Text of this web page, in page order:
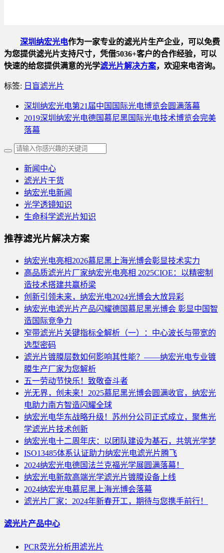
深圳纳宏光电作为一家专业的滤光片生产企业，可以免费
为您提供滤光片支持尺寸，凭借5036+客户的合作经验，可以
快速的给您提供满意的光学滤光片解决方案，欢迎来电咨询。
标签: 日盲滤光片
深圳纳宏光电第21届中国国际光电博览会圆满落幕
2019深圳纳宏光电德国慕尼黑国际光电技术博览会完美
落幕
新闻中心
滤光片干货
纳宏光电新闻
光学透镜知识
生命科学滤光片知识
推荐滤光片解决方案
纳宏光电亮相2026慕尼黑上海光博会彰显技术实力
高品质滤光片厂家纳宏光电亮相 2025CIOE：以精密制
造技术搭建共赢桥梁
创新引领未来，纳宏光电2024光博会大放异彩
纳宏光电滤光片产品闪耀德国慕尼黑光博会 彰显中国智
造国际竞争力
窄带滤光片关键指标全解析（一）：中心波长与带宽的
选型密码
滤光片镀膜层数如何影响其性能？——纳宏光电专业镀
膜生产厂家为您解析
五一劳动节快乐！致敬奋斗者
光无界，创未来！2025慕尼黑光博会圆满收官，纳宏光
电助力南方智造闪耀全球
纳宏光电华东战略升级！苏州分公司正式成立，聚焦光
学滤光片技术创新
纳宏光电十二周年庆：以团队建设为基石，共筑光学梦
ISO13485体系认证助力纳宏光电滤光片腾飞
2024纳宏光电德国法兰克福光学展圆满落幕！
纳宏光电新款高端光学滤光片镀膜设备上线
2024纳宏光电慕尼黑上海光博会落幕
滤光片厂家：2024年新春开工，期待与您携手前行！
滤光片产品中心
PCR荧光分析用滤光片